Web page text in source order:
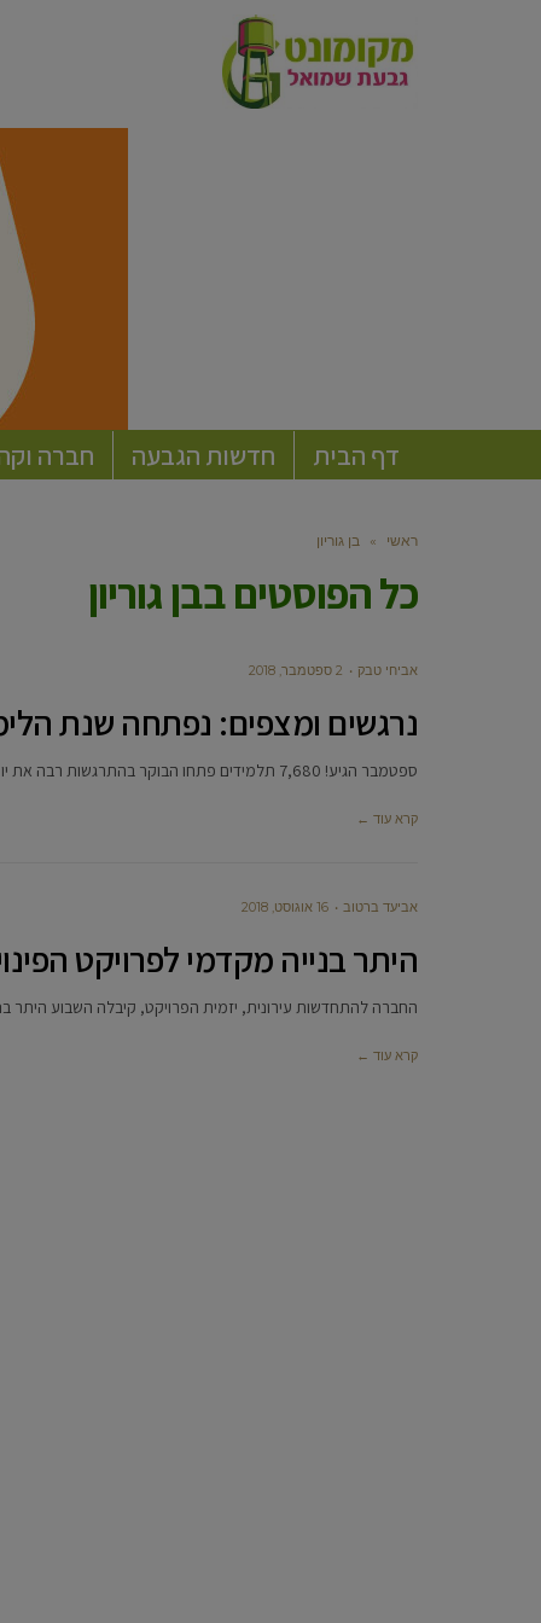
דף הבית חדשות הגבעה חברה
ראשי » בן גוריון
כל הפוסטים בבן גוריון
אביחי טבק 2 ספטמבר, 2018
נרגשים ומצפים: נפתחה שנת
ספטמבר הגיע! 7,680 תלמידים פתחו הבוקר בהתרגשות רבה את יומה הראשון של שנת הלימודים תשע”ט בשמונה בתי ספר ו-45 גני
קרא עוד ←
אביעד ברטוב 16 אוגוסט, 2018
היתר בנייה מקדמי לפרויקט
החברה להתחדשות עירונית, יזמית הפרויקט, קיבלה השבוע היתר
קרא עוד ←